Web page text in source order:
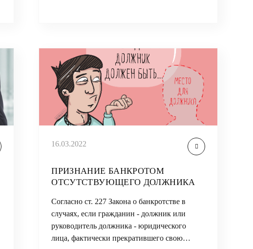
16.03.2022
ПРИЗНАНИЕ БАНКРОТОМ
ОТСУТСТВУЮЩЕГО ДОЛЖНИКА
Согласно ст. 227 Закона о банкротстве в
случаях, если гражданин - должник или
руководитель должника - юридического
лица, фактически прекратившего свою…